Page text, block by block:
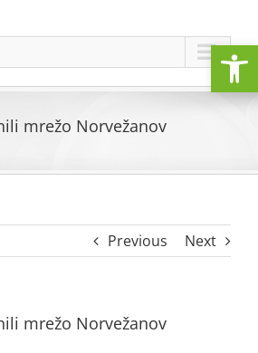
mrežo Norvežanov
Previous Next
mrežo Norvežanov